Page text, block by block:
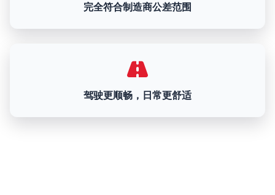
完全符合制造商公差范围
驾驶更顺畅，日常更舒适